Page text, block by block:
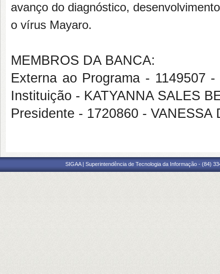
avanço do diagnóstico,
o vírus Mayaro.
MEMBROS DA BANCA:
Externa ao Programa - 1149507
Instituição - KATYANNA SALES
Presidente - 1720860 -
SIGAA | Superintendência de Tecnologia da Informação - (84)